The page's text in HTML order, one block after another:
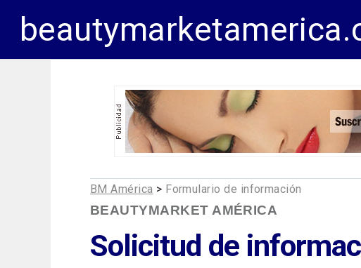
BM América > Formulario de información
BEAUTYMARKET AMÉRICA
Solicitud de